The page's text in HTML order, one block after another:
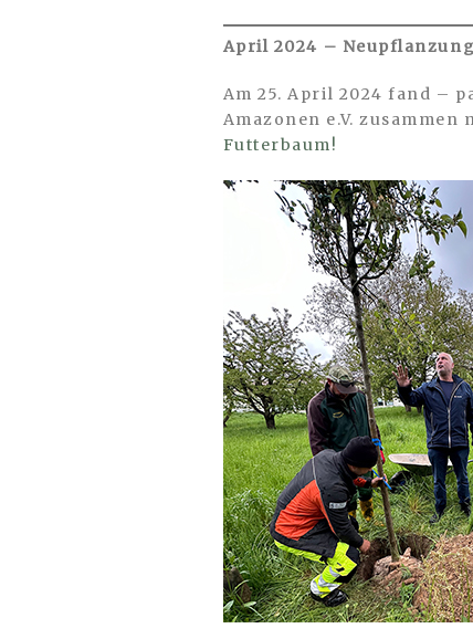
April 2024 –
Am 25. April 2024 fand –
Amazonen e.V. zusammen
Futterbaum!